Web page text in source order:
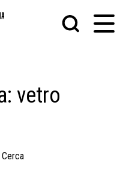
XILOGRAFICHE
vetro
Cerca